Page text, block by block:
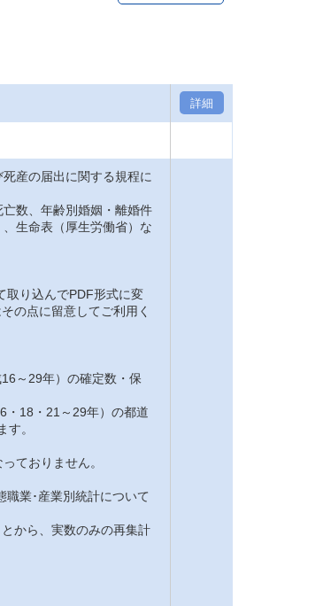
詳細
産の届出に関する規程に
数、年齢別婚姻・離婚件
生命表（厚生労働省）な
取り込んでPDF形式に変
の点に留意してご利用く
～29年）の確定数・保
18・21～29年）の都道
。
ておりません。
業･産業別統計について
から、実数のみの再集計